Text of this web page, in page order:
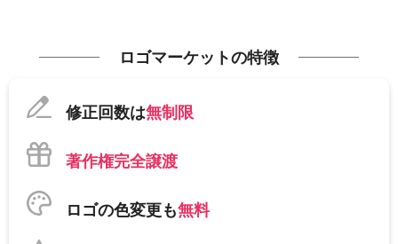
ロゴマーケットの特徴
修正回数は無制限
著作権完全譲渡
ロゴの色変更も無料